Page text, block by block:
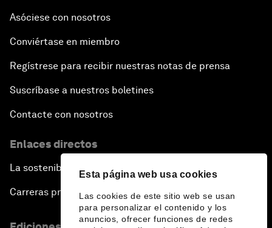
Esta página web usa cookies
Las cookies de este sitio web se usan
para personalizar el contenido y los
anuncios, ofrecer funciones de redes
Asóciese con nosotros
Conviértase en miembro
Regístrese para recibir nuestras notas de prensa
Suscríbase a nuestros boletines
Contacte con nosotros
Enlaces directos
La sostenibilidad en el Foro
Carreras profesionales